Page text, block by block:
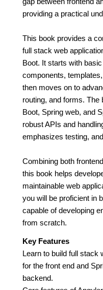
providing a practical
This book provides a
full stack web
Boot. It starts with
components,
then moves on to
routing, and forms.
Boot, Spring web, and
robust APIs and
emphasizes testing,
Combining both
this book helps
maintainable web
you will be proficient in
capable of developing
from scratch.
Key Features
Learn to build full stack
for the front end and
backend.